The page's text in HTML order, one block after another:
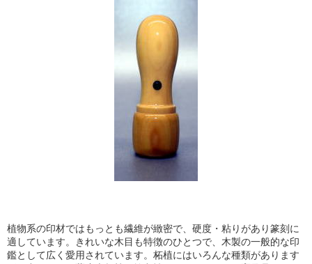
植物系の印材ではもっとも繊維が緻密で、硬度・粘りがあり篆刻に
適しています。きれいな木目も特徴のひとつで、木製の一般的な印
鑑として広く愛用されています。柘植にはいろんな種類があります